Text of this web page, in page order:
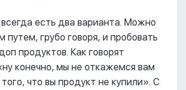
есть два варианта. Можно
грубо говоря, и пробовать
продуктов. Как говорят
конечно, мы не откажемся вам
что вы продукт не купили». С